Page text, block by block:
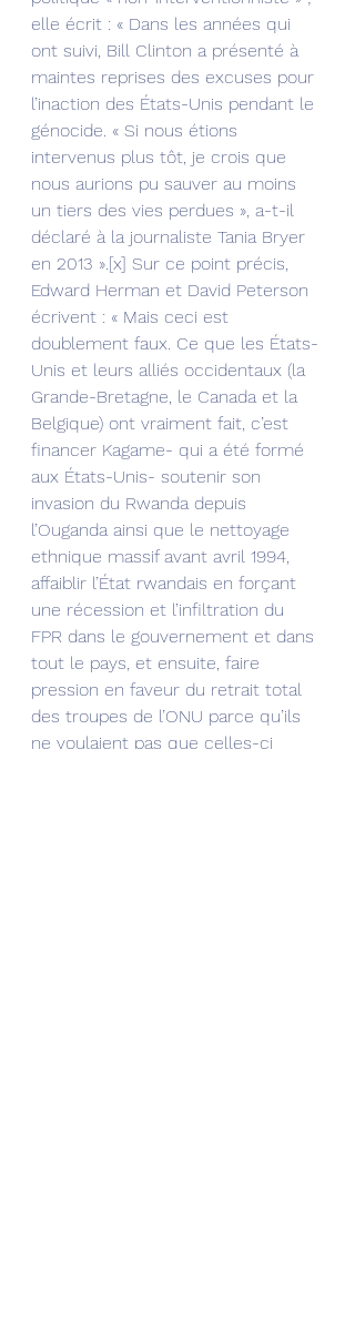
elle écrit : « Dans les années qui
ont suivi, Bill Clinton a présenté à
maintes reprises des excuses pour
l’inaction des États-Unis pendant le
génocide. « Si nous étions
intervenus plus tôt, je crois que
nous aurions pu sauver au moins
un tiers des vies perdues », a-t-il
déclaré à la journaliste Tania Bryer
en 2013 ».[x] Sur ce point précis,
Edward Herman et David Peterson
écrivent : « Mais ceci est
doublement faux. Ce que les États-
Unis et leurs alliés occidentaux (la
Grande-Bretagne, le Canada et la
Belgique) ont vraiment fait, c’est
financer Kagame- qui a été formé
aux États-Unis- soutenir son
invasion du Rwanda depuis
l’Ouganda ainsi que le nettoyage
ethnique massif avant avril 1994,
affaiblir l’État rwandais en forçant
une récession et l’infiltration du
FPR dans le gouvernement et dans
tout le pays, et ensuite, faire
pression en faveur du retrait total
des troupes de l’ONU parce qu’ils
ne voulaient pas que celles-ci